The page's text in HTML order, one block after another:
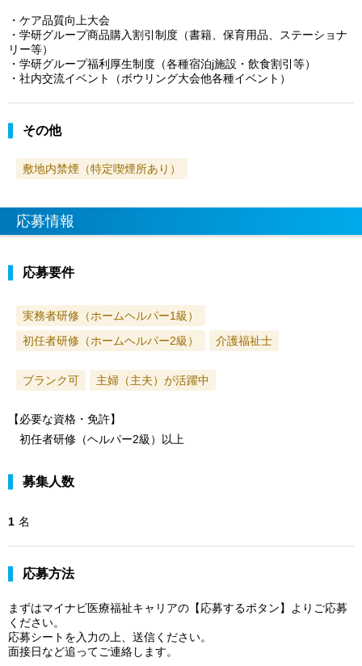
・ケア品質向上大会
・学研グループ商品購入割引制度（書籍、保育用品、ステーショナ
リー等）
・学研グループ福利厚生制度（各種宿泊j施設・飲食割引等）
・社内交流イベント（ボウリング大会他各種イベント）
その他
敷地内禁煙（特定喫煙所あり）
応募情報
応募要件
実務者研修（ホームヘルパー1級）
初任者研修（ホームヘルパー2級）
介護福祉士
ブランク可 主婦（主夫）が活躍中
【必要な資格・免許】
初任者研修（ヘルパー2級）以上
募集人数
1 名
応募方法
まずはマイナビ医療福祉キャリアの【応募するボタン】よりご応募
ください。
応募シートを入力の上、送信ください。
面接日など追ってご連絡します。